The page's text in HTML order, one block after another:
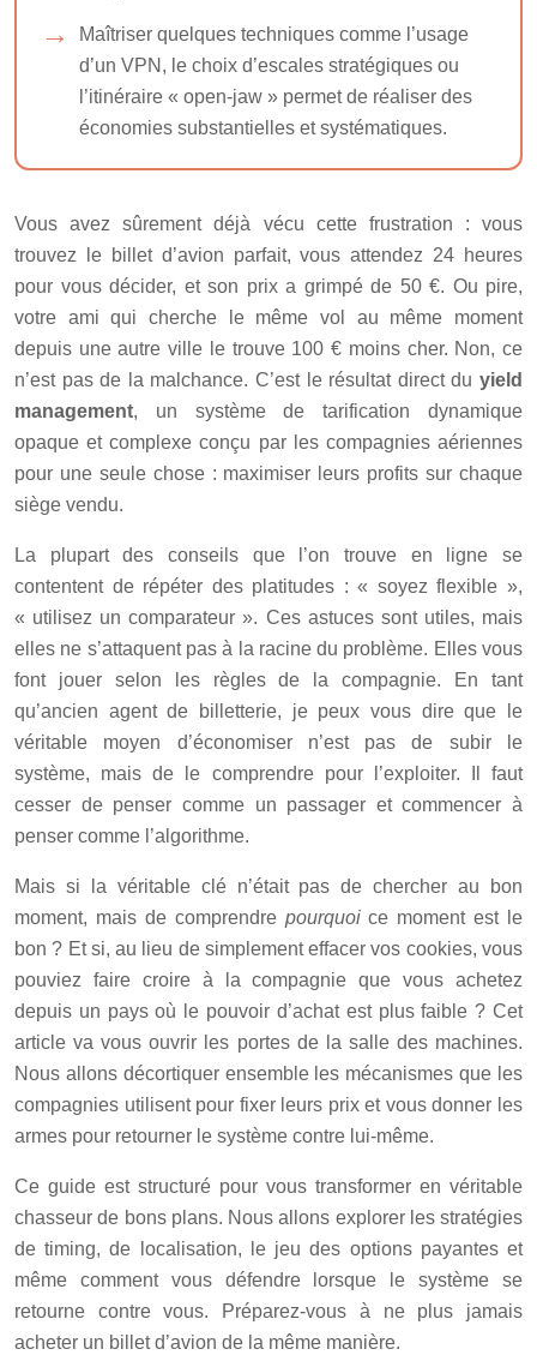
Maîtriser quelques techniques comme l’usage
d’un VPN, le choix d’escales stratégiques ou
l’itinéraire « open-jaw » permet de réaliser des
économies substantielles et systématiques.
Vous avez sûrement déjà vécu cette frustration : vous
trouvez le billet d’avion parfait, vous attendez 24 heures
pour vous décider, et son prix a grimpé de 50 €. Ou pire,
votre ami qui cherche le même vol au même moment
depuis une autre ville le trouve 100 € moins cher. Non, ce
n’est pas de la malchance. C’est le résultat direct du yield
management, un système de tarification dynamique
opaque et complexe conçu par les compagnies aériennes
pour une seule chose : maximiser leurs profits sur chaque
siège vendu.
La plupart des conseils que l’on trouve en ligne se
contentent de répéter des platitudes : « soyez flexible »,
« utilisez un comparateur ». Ces astuces sont utiles, mais
elles ne s’attaquent pas à la racine du problème. Elles vous
font jouer selon les règles de la compagnie. En tant
qu’ancien agent de billetterie, je peux vous dire que le
véritable moyen d’économiser n’est pas de subir le
système, mais de le comprendre pour l’exploiter. Il faut
cesser de penser comme un passager et commencer à
penser comme l’algorithme.
Mais si la véritable clé n’était pas de chercher au bon
moment, mais de comprendre pourquoice moment est le
bon ? Et si, au lieu de simplement effacer vos cookies, vous
pouviez faire croire à la compagnie que vous achetez
depuis un pays où le pouvoir d’achat est plus faible ? Cet
article va vous ouvrir les portes de la salle des machines.
Nous allons décortiquer ensemble les mécanismes que les
compagnies utilisent pour fixer leurs prix et vous donner les
armes pour retourner le système contre lui-même.
Ce guide est structuré pour vous transformer en véritable
chasseur de bons plans. Nous allons explorer les stratégies
de timing, de localisation, le jeu des options payantes et
même comment vous défendre lorsque le système se
retourne contre vous. Préparez-vous à ne plus jamais
acheter un billet d’avion de la même manière.